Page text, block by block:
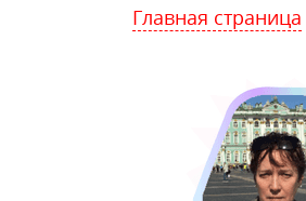
Главная страница